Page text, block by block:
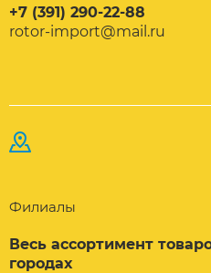
+7 (391) 290-22-88
rotor-import@mail.ru
Филиалы
Весь ассортимент
городах